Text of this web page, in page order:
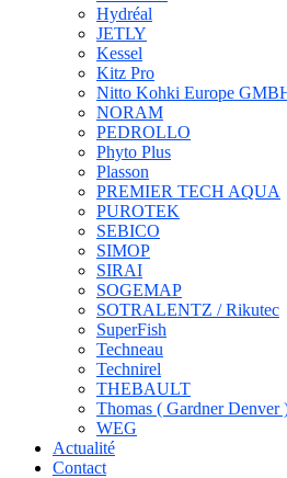
Hydréal
JETLY
Kessel
Kitz Pro
Nitto Kohki Europe
NORAM
PEDROLLO
Phyto Plus
Plasson
PREMIER TECH AQUA
PUROTEK
SEBICO
SIMOP
SIRAI
SOGEMAP
SOTRALENTZ / Rikutec
SuperFish
Techneau
Technirel
THEBAULT
Thomas ( Gardner Denver
WEG
Actualité
Contact